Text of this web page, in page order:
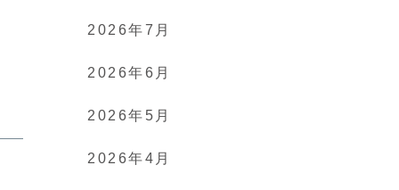
2026年7月
2026年6月
2026年5月
2026年4月